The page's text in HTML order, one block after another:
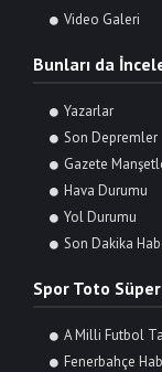
Video Galeri
Bunları da
Yazarlar
Son Depremler
Gazete
Hava Durumu
Yol Durumu
Son Dakika
Spor Toto Süper
A Milli Futbol
Fenerbahçe